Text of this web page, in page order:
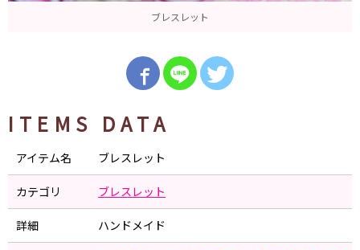
ブレスレット
ITEMS DATA
アイテム名 ブレスレット
カテゴリ ブレスレット
詳細 ハンドメイド